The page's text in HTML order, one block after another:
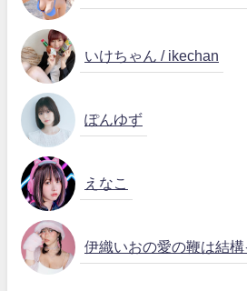
いけちゃん / ikechan
ぽんゆず
えなこ
伊織いおの愛の鞭は結構